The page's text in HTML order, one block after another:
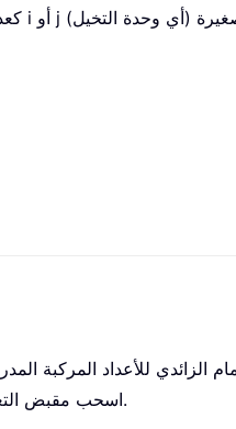
الزائدي للأعداد المركبة
اسحب مقبض التعبئة (الموجود في الزاوية السفلية اليمنى للخلية الناتجة) لأسفل لتطبيق الصيغة على الخلايا التالية.